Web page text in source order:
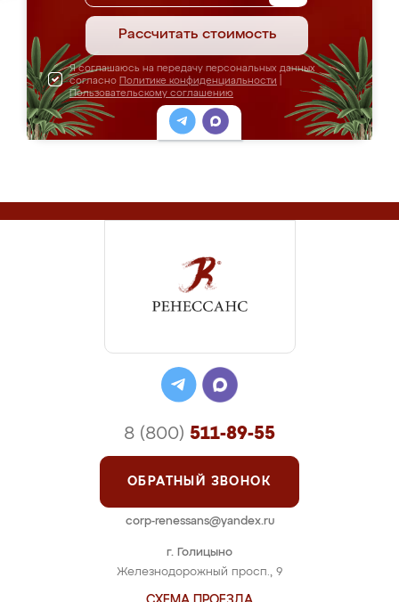
Рассчитать стоимость
Я соглашаюсь на передачу персональных данных
согласно Политике конфиденциальности
Пользовательскому соглашению
г. Голицыно
Железнодорожный просп., 9
8 (800) 511-89-55
ОБРАТНЫЙ ЗВОНОК
corp-renessans@yandex.ru